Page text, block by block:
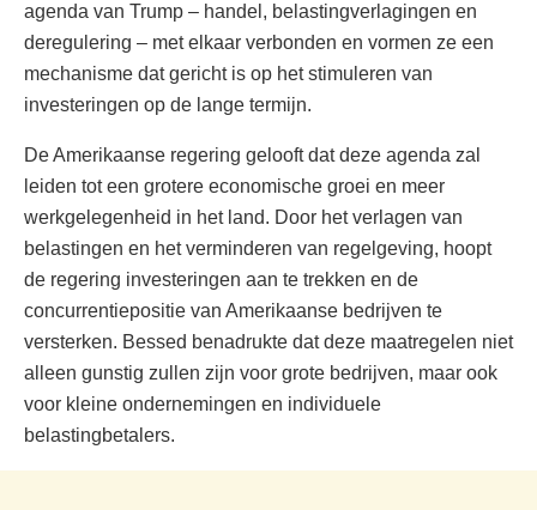
agenda van Trump – handel, belastingverlagingen en
deregulering – met elkaar verbonden en vormen ze een
mechanisme dat gericht is op het stimuleren van
investeringen op de lange termijn.
De Amerikaanse regering gelooft dat deze agenda zal
leiden tot een grotere economische groei en meer
werkgelegenheid in het land. Door het verlagen van
belastingen en het verminderen van regelgeving, hoopt
de regering investeringen aan te trekken en de
concurrentiepositie van Amerikaanse bedrijven te
versterken. Bessed benadrukte dat deze maatregelen niet
alleen gunstig zullen zijn voor grote bedrijven, maar ook
voor kleine ondernemingen en individuele
belastingbetalers.